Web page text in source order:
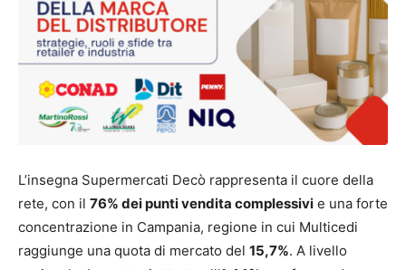
L’insegna Supermercati Decò rappresenta il cuore della
rete, con il 76% dei punti vendita complessivi e una forte
concentrazione in Campania, regione in cui Multicedi
raggiunge una quota di mercato del 15,7%. A livello